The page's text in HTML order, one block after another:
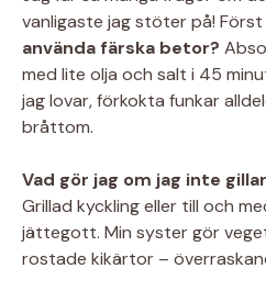
vanligaste jag stöter på!
använda färska betor?
med lite olja och salt i 45
jag lovar, förkokta funkar
bråttom.
Vad gör jag om jag inte
Grillad kyckling eller till och
jättegott. Min syster gör
rostade kikärtor –